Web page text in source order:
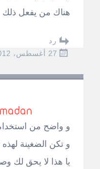
هناك من يفعل ذلك
رد
27 أغسطس، 2012 AT 11:27
و واضح من
و تكن الضغينة
يا هذا لا يحق لك